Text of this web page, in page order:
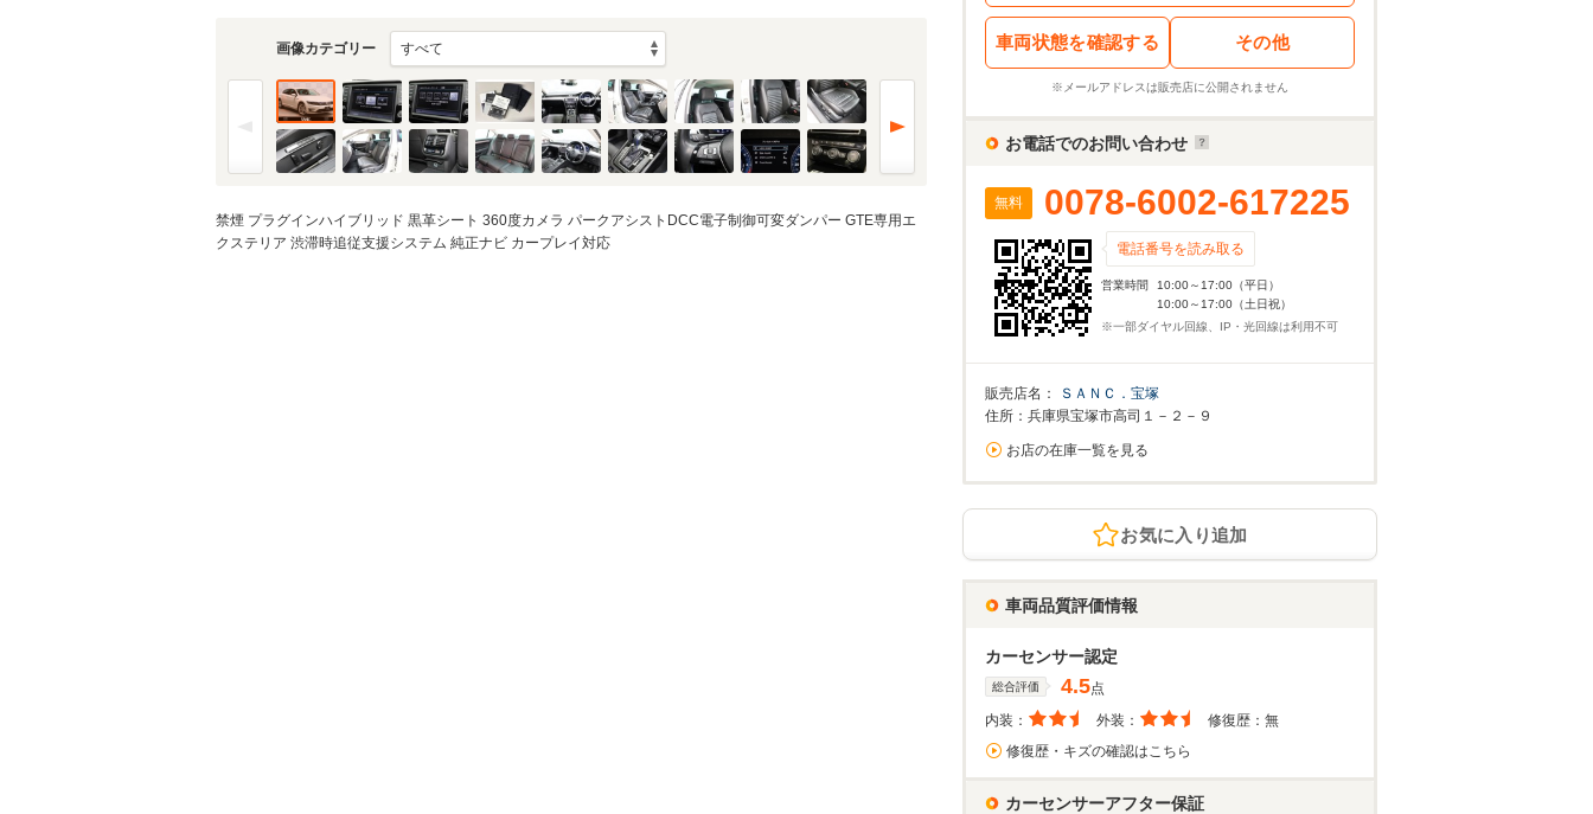
画像カテゴリー
禁煙 プラグインハイブリッド 黒革シート 360度カメラ パークアシストDCC電子制御可変ダンパー GTE専用エ
クステリア 渋滞時追従支援システム 純正ナビ カープレイ対応
車両状態を確認する その他
※メールアドレスは販売店に公開されません
お電話でのお問い合わせ
無料 0078-6002-617225
電話番号を読み取る
営業時間
10:00～17:00（平日）
10:00～17:00（土日祝）
※一部ダイヤル回線、IP・光回線は利用不可
販売店名：
ＳＡＮＣ．宝塚
住所：兵庫県宝塚市高司１－２－９
お店の在庫一覧を見る
お気に入り追加
車両品質評価情報
カーセンサー認定
総合評価 4.5点
内装：
外装： 修復歴： 無
修復歴・キズの確認はこちら
カーセンサーアフター保証
金利 %
※金利は参考値です。実店舗での金利は異なる場合がありますのでご注意ください。
ボーナス月加算額
万円
割賦販売価格内訳
21,324円
17,100 円 ×119回
※シミュレーション結果は入力された条件で算出した概算金額となります。お支払い金額の目安としてご利用ください。